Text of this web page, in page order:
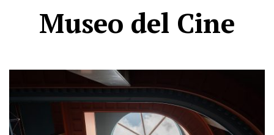
Museo del Cine
ÚNETE A LA ACADEMIA DE CINE
PRENSA